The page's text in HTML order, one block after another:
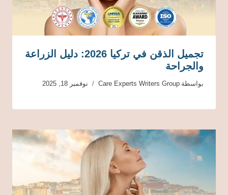
تجميل الذقن في تركيا 2026: دليل الزراعة
والجراحة
بواسطة Care Experts Writers Group نوفمبر 18, 2025